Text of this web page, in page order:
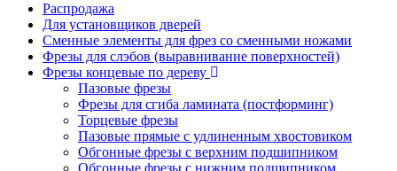
Распродажа
Для установщиков дверей
Сменные элементы для фрез со сменными ножами
Фрезы для слэбов (выравнивание поверхностей)
Фрезы концевые по дереву
Пазовые фрезы
Фрезы для сгиба ламината (постформинг)
Торцевые фрезы
Пазовые прямые с удлиненным хвостовиком
Обгонные фрезы с верхним подшипником
Обгонные фрезы с нижним подшипником